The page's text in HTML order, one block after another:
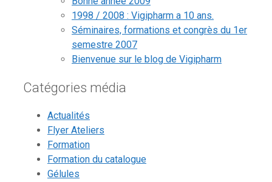
1998 / 2008 : Vigipharm a 10 ans.
Séminaires, formations et congrès du 1er
semestre 2007
Bienvenue sur le blog de Vigipharm
Catégories média
Actualités
Flyer Ateliers
Formation
Formation du catalogue
Gélules